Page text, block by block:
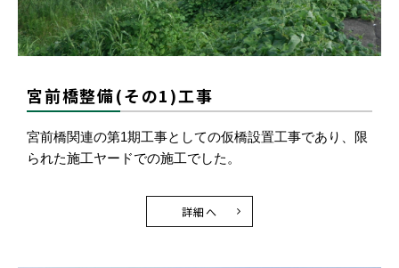
宮前橋整備(その1)工事
宮前橋関連の第1期工事としての仮橋設置工事であり、限
られた施工ヤードでの施工でした。
詳細へ